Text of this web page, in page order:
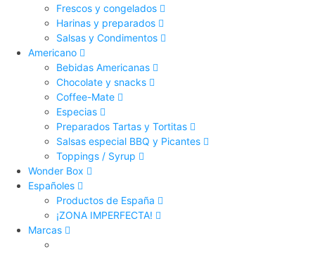
Frescos y congelados
Harinas y preparados
Salsas y Condimentos
Americano
Bebidas Americanas
Chocolate y snacks
Coffee-Mate
Especias
Preparados Tartas y Tortitas
Salsas especial BBQ y Picantes
Toppings / Syrup
Wonder Box
Españoles
Productos de España
¡ZONA IMPERFECTA!
Marcas